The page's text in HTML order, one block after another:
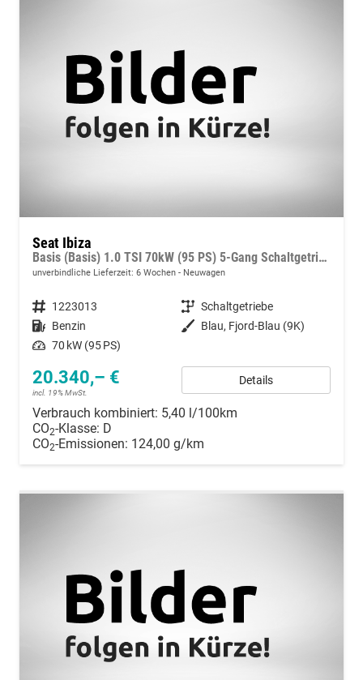
Seat Ibiza
Basis (Basis) 1.0 TSI 70kW (95 PS) 5-Gang Schaltgetriebe
unverbindliche Lieferzeit: 6 Wochen Neuwagen
Fahrzeugnummer 1223013 Getriebe Schaltgetriebe
Kraftstoff Benzin Außenfarbe Blau, Fjord-Blau (9K)
Leistung 70 kW (95 PS)
20.340,– €
incl. 19% MwSt.
Details
Verbrauch kombiniert: 5,40 l/100km
CO2-Klasse: D
CO2-Emissionen: 124,00 g/km